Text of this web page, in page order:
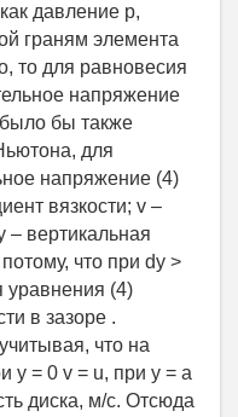
давление р,
граням элемента
то для равновесия
напряжение
бы также
для
напряжение (4)
вязкости; v –
– вертикальная
что при dy >
уравнения (4)
в зазоре .
что на
y = 0 v = u, при у = а
диска, м/с. Отсюда